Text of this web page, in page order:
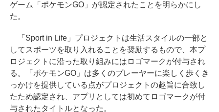
ゲーム「ポケモンGO」が認定されたことを明らかにし
た。
「Sport in Life」プロジェクトは生活スタイルの一部と
してスポーツを取り入れることを奨励するもので、本プ
ロジェクトに沿った取り組みにはロゴマークが付与され
る。「ポケモンGO」は多くのプレーヤーに楽しく歩くき
っかけを提供している点がプロジェクトの趣旨に合致し
たため認定され、アプリとしては初めてロゴマークが付
与されたタイトルとなった。